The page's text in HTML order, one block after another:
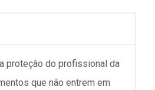
proteção do profissional da
que não entrem em